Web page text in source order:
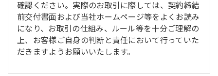
確認ください。実際のお取引に際しては、契約締結
前交付書面および当社ホームページ等をよくお読み
になり、お取引の仕組み、ルール等を十分ご理解の
上、お客様ご自身の判断と責任において行っていた
だきますようお願いいたします。